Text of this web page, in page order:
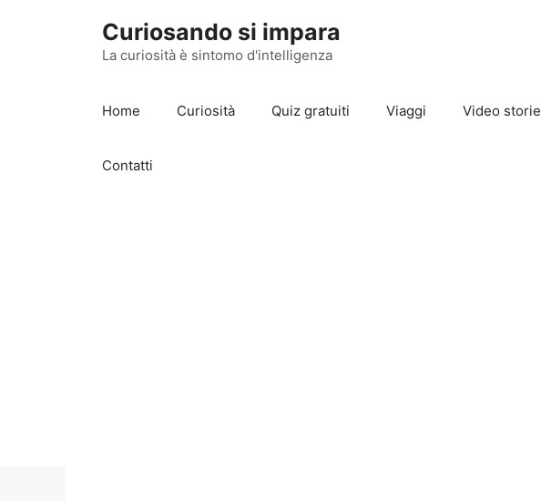
Curiosando si impara
La curiosità è sintomo d'intelligenza
Home Curiosità Quiz gratuiti Viaggi Video storie
Contatti